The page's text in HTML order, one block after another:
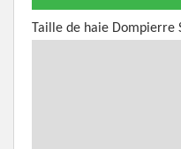
Taille de haie Dompierre